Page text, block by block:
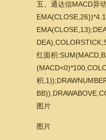
五、通达信MACD异
红面积
积
图片
图片